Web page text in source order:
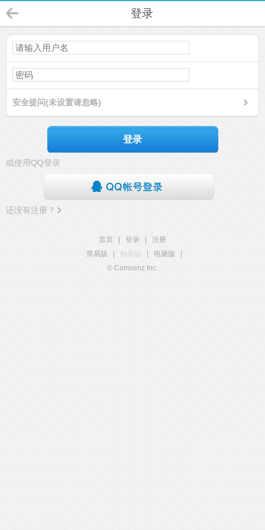
登录
安全提问(未设置请忽略)
登录
或使用QQ登录
还没有注册？
首页 登录
注册
简易版
触屏版 电脑版
© Comsenz Inc.